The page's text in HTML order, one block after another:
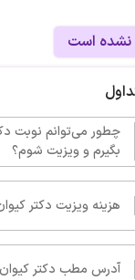
نشده است
بگیرم و ویزیت شوم؟
هزینه ویزیت دکتر کیوان
آدرس مطب دکتر کیوان